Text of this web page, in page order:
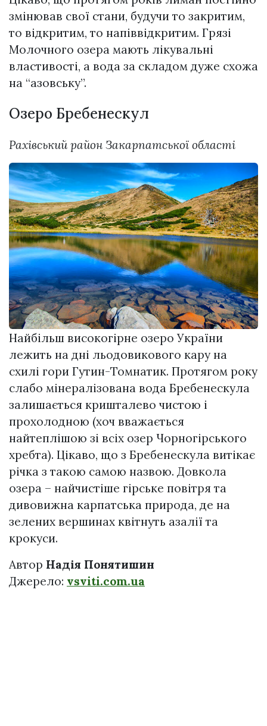
змінював свої стани, будучи то закритим,
то відкритим, то напіввідкритим. Грязі
Молочного озера мають лікувальні
властивості, а вода за складом дуже схожа
на “азовську”.
Озеро Бребенескул
Рахівський район Закарпатської області
Найбільш високогірне озеро України
лежить на дні льодовикового кару на
схилі гори Гутин-Томнатик. Протягом року
слабо мінералізована вода Бребенескула
залишається кришталево чистою і
прохолодною (хоч вважається
найтеплішою зі всіх озер Чорногірського
хребта). Цікаво, що з Бребенескула витікає
річка з такою самою назвою. Довкола
озера – найчистіше гірське повітря та
дивовижна карпатська природа, де на
зелених вершинах квітнуть азалії та
крокуси.
Автор Надія Понятишин
Джерело: vsviti.com.ua